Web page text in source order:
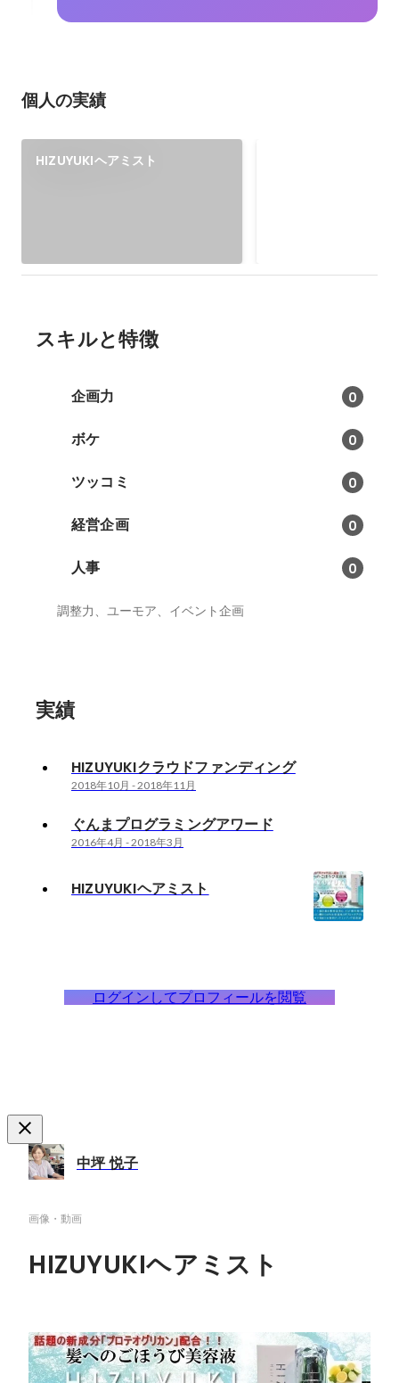
個人の実績
HIZUYUKIヘアミスト
自信につながりました
スキルと特徴
企画力 0
ボケ 0
ツッコミ 0
経営企画 0
人事 0
調整力、ユーモア、イベント企画
実績
HIZUYUKIクラウドファンディング
2018年10月 -2018年11月
ぐんまプログラミングアワード
2016年4月 -2018年3月
HIZUYUKIヘアミスト
ログインしてプロフィールを閲覧
中坪 悦子
画像・動画
HIZUYUKIヘアミスト